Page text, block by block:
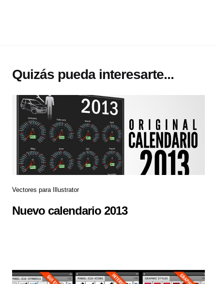
Quizás pueda interesarte...
Vectores para Illustrator
Nuevo calendario 2013